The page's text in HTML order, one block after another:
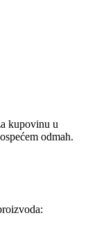
kupovinu u
odmah.